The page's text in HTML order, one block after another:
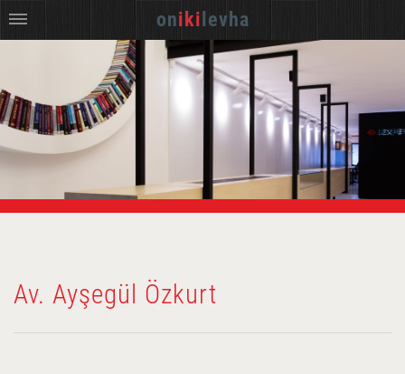
Av. Ayşegül Özkurt
oniki levha